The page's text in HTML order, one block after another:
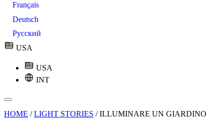
Français
Deutsch
Русский
USA
USA
INT
HOME / LIGHT STORIES / ILLUMINARE UN GIARDINO